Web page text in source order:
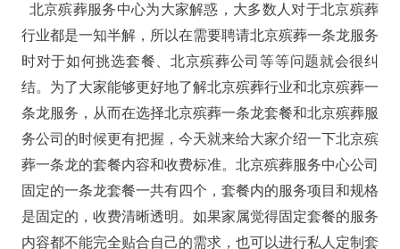
北京殡葬服务中心为大家解惑，大多数人对于北京殡葬
行业都是一知半解，所以在需要聘请北京殡葬一条龙服务
时对于如何挑选套餐、北京殡葬公司等等问题就会很纠
结。为了大家能够更好地了解北京殡葬行业和北京殡葬一
条龙服务，从而在选择北京殡葬一条龙套餐和北京殡葬服
务公司的时候更有把握，今天就来给大家介绍一下北京殡
葬一条龙的套餐内容和收费标准。北京殡葬服务中心公司
固定的一条龙套餐一共有四个，套餐内的服务项目和规格
是固定的，收费清晰透明。如果家属觉得固定套餐的服务
内容都不能完全贴合自己的需求，也可以进行私人定制套